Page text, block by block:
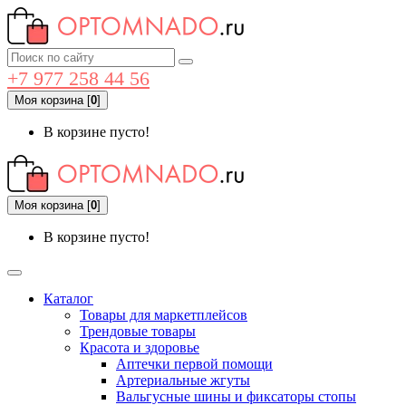
+7 977 258 44 56
Моя корзина[0]
В корзине пусто!
Моя корзина[0]
В корзине пусто!
Каталог
Товары для маркетплейсов
Трендовые товары
Красота и здоровье
Аптечки первой помощи
Артериальные жгуты
Вальгусные шины и фиксаторы стопы